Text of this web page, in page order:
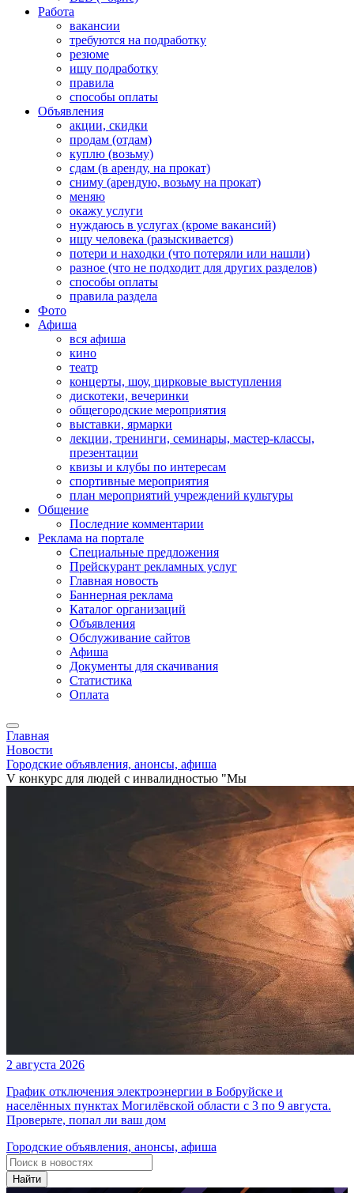
Работа
вакансии
требуются на подработку
резюме
ищу подработку
правила
способы оплаты
Объявления
акции, скидки
продам (отдам)
куплю (возьму)
сдам (в аренду, на прокат)
сниму (арендую, возьму на прокат)
меняю
окажу услуги
нуждаюсь в услугах (кроме вакансий)
ищу человека (разыскивается)
потери и находки (что потеряли или нашли)
разное (что не подходит для других разделов)
способы оплаты
правила раздела
Фото
Афиша
вся афиша
кино
театр
концерты, шоу, цирковые выступления
дискотеки, вечеринки
общегородские мероприятия
выставки, ярмарки
лекции, тренинги, семинары, мастер-классы,
презентации
квизы и клубы по интересам
спортивные мероприятия
план мероприятий учреждений культуры
Общение
Последние комментарии
Реклама на портале
Специальные предложения
Прейскурант рекламных услуг
Главная новость
Баннерная реклама
Каталог организаций
Объявления
Обслуживание сайтов
Афиша
Документы для скачивания
Статистика
Оплата
Главная
Новости
Городские объявления, анонсы, афиша
V конкурс для людей с инвалидностью "Мы
2 августа 2026
График отключения электроэнергии в Бобруйске и
населённых пунктах Могилёвской области с 3 по 9 августа.
Проверьте, попал ли ваш дом
Городские объявления, анонсы, афиша
Найти